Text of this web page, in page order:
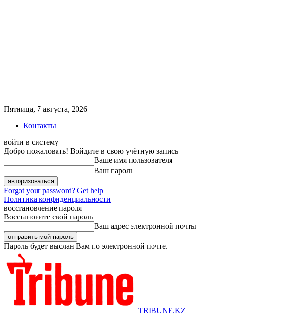
Пятница, 7 августа, 2026
Контакты
войти в систему
Добро пожаловать! Войдите в свою учётную запись
Ваше имя пользователя
Ваш пароль
Forgot your password? Get help
Политика конфиденциальности
восстановление пароля
Восстановите свой пароль
Ваш адрес электронной почты
Пароль будет выслан Вам по электронной почте.
TRIBUNE.KZ